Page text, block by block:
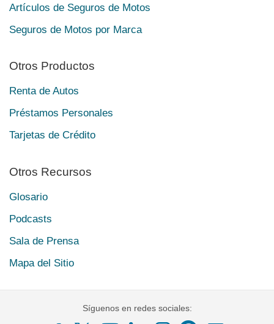
Artículos de Seguros de Motos
Seguros de Motos por Marca
Otros Productos
Renta de Autos
Préstamos Personales
Tarjetas de Crédito
Otros Recursos
Glosario
Podcasts
Sala de Prensa
Mapa del Sitio
Síguenos en redes sociales: